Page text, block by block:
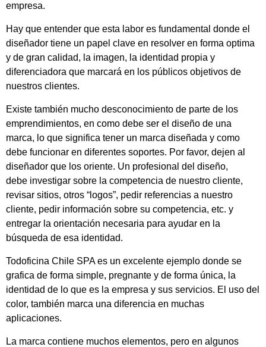
empresa.
Hay que entender que esta labor es fundamental donde el
diseñador tiene un papel clave en resolver en forma optima
y de gran calidad, la imagen, la identidad propia y
diferenciadora que marcará en los públicos objetivos de
nuestros clientes.
Existe también mucho desconocimiento de parte de los
emprendimientos, en como debe ser el diseño de una
marca, lo que significa tener un marca diseñada y como
debe funcionar en diferentes soportes. Por favor, dejen al
diseñador que los oriente. Un profesional del diseño,
debe investigar sobre la competencia de nuestro cliente,
revisar sitios, otros “logos”, pedir referencias a nuestro
cliente, pedir información sobre su competencia, etc. y
entregar la orientación necesaria para ayudar en la
búsqueda de esa identidad.
Todoficina Chile SPA es un excelente ejemplo donde se
grafica de forma simple, pregnante y de forma única, la
identidad de lo que es la empresa y sus servicios. El uso del
color, también marca una diferencia en muchas
aplicaciones.
La marca contiene muchos elementos, pero en algunos